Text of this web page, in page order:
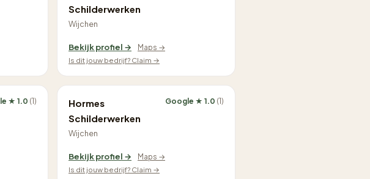
Schilderwerken
Wijchen
Bekijk profiel →
Maps →
Is dit jouw bedrijf? Claim →
★ 1.0 (1)
Hormes
Schilderwerken
Wijchen
Google ★ 1.0 (1)
Bekijk profiel →
Maps →
Is dit jouw bedrijf? Claim →